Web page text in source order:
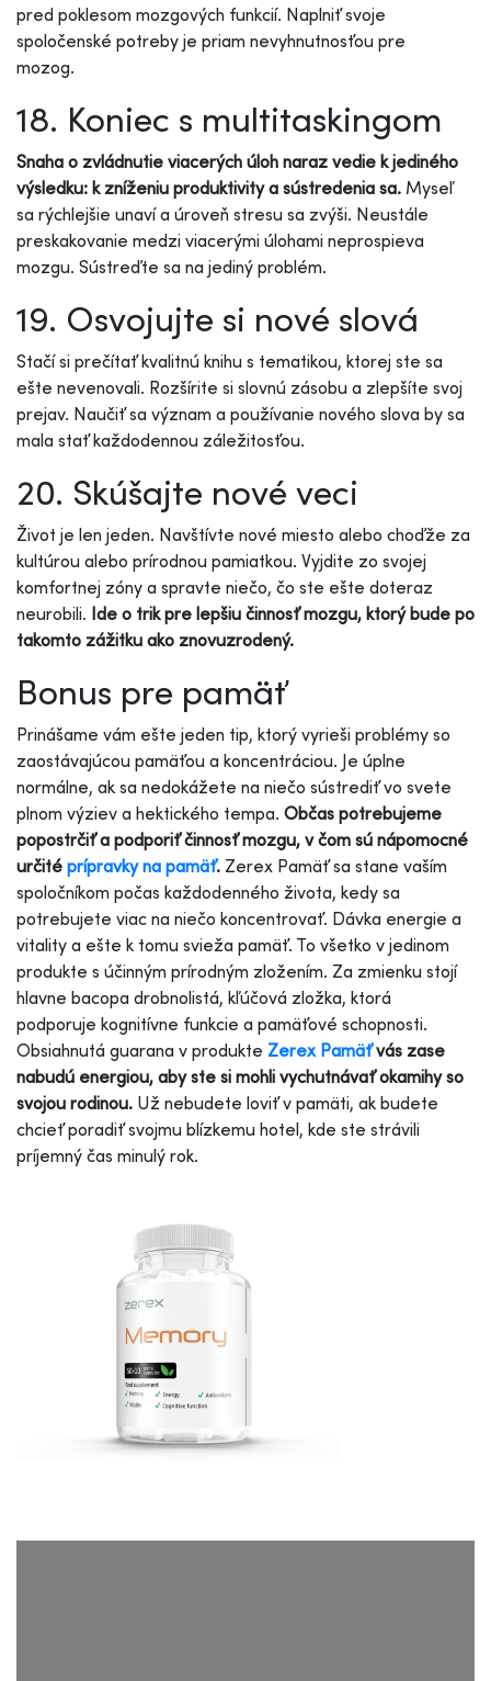
pred poklesom mozgových funkcií. Naplniť svoje
spoločenské potreby je priam nevyhnutnosťou pre
mozog.
18. Koniec s multitaskingom
Snaha o zvládnutie viacerých úloh naraz vedie k jediného
výsledku: k zníženiu produktivity a sústredenia sa. Myseľ
sa rýchlejšie unaví a úroveň stresu sa zvýši. Neustále
preskakovanie medzi viacerými úlohami neprospieva
mozgu. Sústreďte sa na jediný problém.
19. Osvojujte si nové slová
Stačí si prečítať kvalitnú knihu s tematikou, ktorej ste sa
ešte nevenovali. Rozšírite si slovnú zásobu a zlepšíte svoj
prejav. Naučiť sa význam a používanie nového slova by sa
mala stať každodennou záležitosťou.
20. Skúšajte nové veci
Život je len jeden. Navštívte nové miesto alebo choďže za
kultúrou alebo prírodnou pamiatkou. Vyjdite zo svojej
komfortnej zóny a spravte niečo, čo ste ešte doteraz
neurobili. Ide o trik pre lepšiu činnosť mozgu, ktorý bude po
takomto zážitku ako znovuzrodený.
Bonus pre pamäť
Prinášame vám ešte jeden tip, ktorý vyrieši problémy so
zaostávajúcou pamäťou a koncentráciou. Je úplne
normálne, ak sa nedokážete na niečo sústrediť vo svete
plnom výziev a hektického tempa. Občas potrebujeme
popostrčiť a podporiť činnosť mozgu, v čom sú nápomocné
určité prípravky na pamäť. Zerex Pamäť sa stane vaším
spoločníkom počas každodenného života, kedy sa
potrebujete viac na niečo koncentrovať. Dávka energie a
vitality a ešte k tomu svieža pamäť. To všetko v jedinom
produkte s účinným prírodným zložením. Za zmienku stojí
hlavne bacopa drobnolistá, kľúčová zložka, ktorá
podporuje kognitívne funkcie a pamäťové schopnosti.
Obsiahnutá guarana v produkte Zerex Pamäťvás zase
nabudú energiou, aby ste si mohli vychutnávať okamihy so
svojou rodinou. Už nebudete loviť v pamäti, ak budete
chcieť poradiť svojmu blízkemu hotel, kde ste strávili
príjemný čas minulý rok.